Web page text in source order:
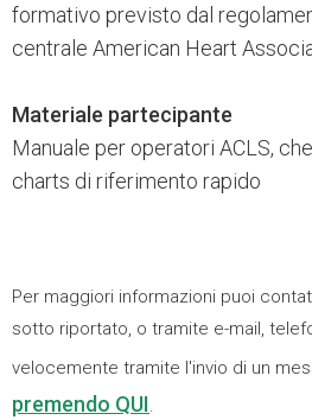
formativo previsto dal
centrale American Heart
Materiale partecipante
Manuale per operatori ACLS,
charts di riferimento rapido
Per maggiori informazioni puoi
sotto riportato, o tramite e-mail,
velocemente tramite l'invio di un
premendo QUI.